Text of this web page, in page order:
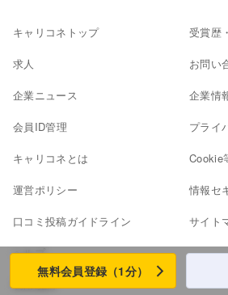
キャリコネトップ
求人
企業ニュース
会員ID管理
キャリコネとは
運営ポリシー
口コミ投稿ガイドライン
ヘルプ
利用規約
受賞歴
お問い
企業情
プライ
Cookie
情報セ
サイト
無料会員登録（1分）